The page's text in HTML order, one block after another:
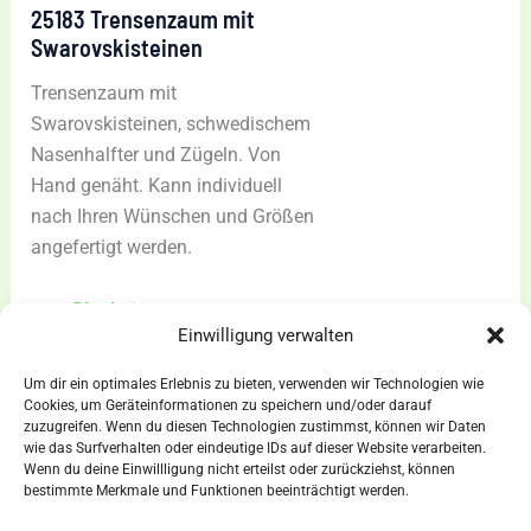
Einwilligung verwalten
Um dir ein optimales Erlebnis zu bieten, verwenden wir Technologien wie
Cookies, um Geräteinformationen zu speichern und/oder darauf
zuzugreifen. Wenn du diesen Technologien zustimmst, können wir Daten
wie das Surfverhalten oder eindeutige IDs auf dieser Website verarbeiten.
Wenn du deine Einwillligung nicht erteilst oder zurückziehst, können
bestimmte Merkmale und Funktionen beeinträchtigt werden.
25183 Trensenzaum mit
Swarovskisteinen
Trensenzaum mit
Swarovskisteinen, schwedischem
Nasenhalfter und Zügeln. Von
Hand genäht. Kann individuell
nach Ihren Wünschen und Größen
angefertigt werden.
25183
Swarovskisteinen
zum Blogbeitrag »
AGBs